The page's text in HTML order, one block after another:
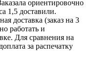
ориентировочно
1,5 доставили.
доставка (заказ на 3
работать и
Для сравнения на
за распечатку